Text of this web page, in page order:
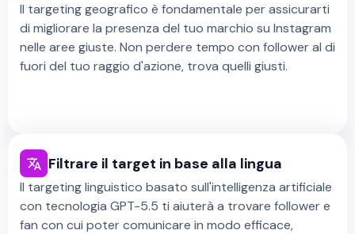
Il targeting geografico è fondamentale per assicurarti
di migliorare la presenza del tuo marchio su Instagram
nelle aree giuste. Non perdere tempo con follower al di
fuori del tuo raggio d'azione, trova quelli giusti.
Filtrare il target in base alla lingua
Il targeting linguistico basato sull'intelligenza artificiale
con tecnologia GPT-5.5 ti aiuterà a trovare follower e
fan con cui poter comunicare in modo efficace,